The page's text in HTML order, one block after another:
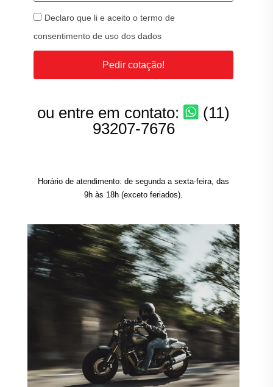
Declaro que li e aceito o termo de
consentimento de uso dos dados
Pedir cotação!
ou entre em contato:
(11)
93207-7676
Horário de atendimento: de segunda a sexta-feira, das
9h às 18h (exceto feriados).